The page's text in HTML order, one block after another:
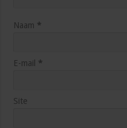
Naam *
E-mail *
Site